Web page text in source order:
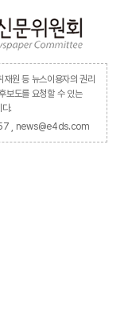
재원 등 뉴스이용자의 권리
보도를 요청할 수 있는
.
, news@e4ds.com